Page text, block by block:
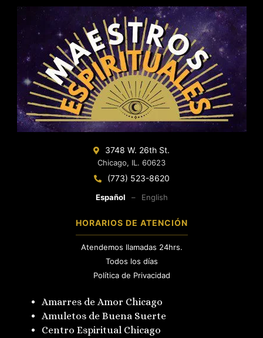
3748 W. 26th St.
Chicago, IL. 60623
(773) 523-8620
Español – English
HORARIOS DE ATENCIÓN
Atendemos llamadas 24hrs.
Todos los días
Política de Privacidad
Amarres de Amor Chicago
Amuletos de Buena Suerte
Centro Espiritual Chicago